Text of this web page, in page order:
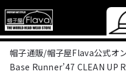
帽子通販/帽子屋Flava公式オ
Base Runner’47 CLEAN UP